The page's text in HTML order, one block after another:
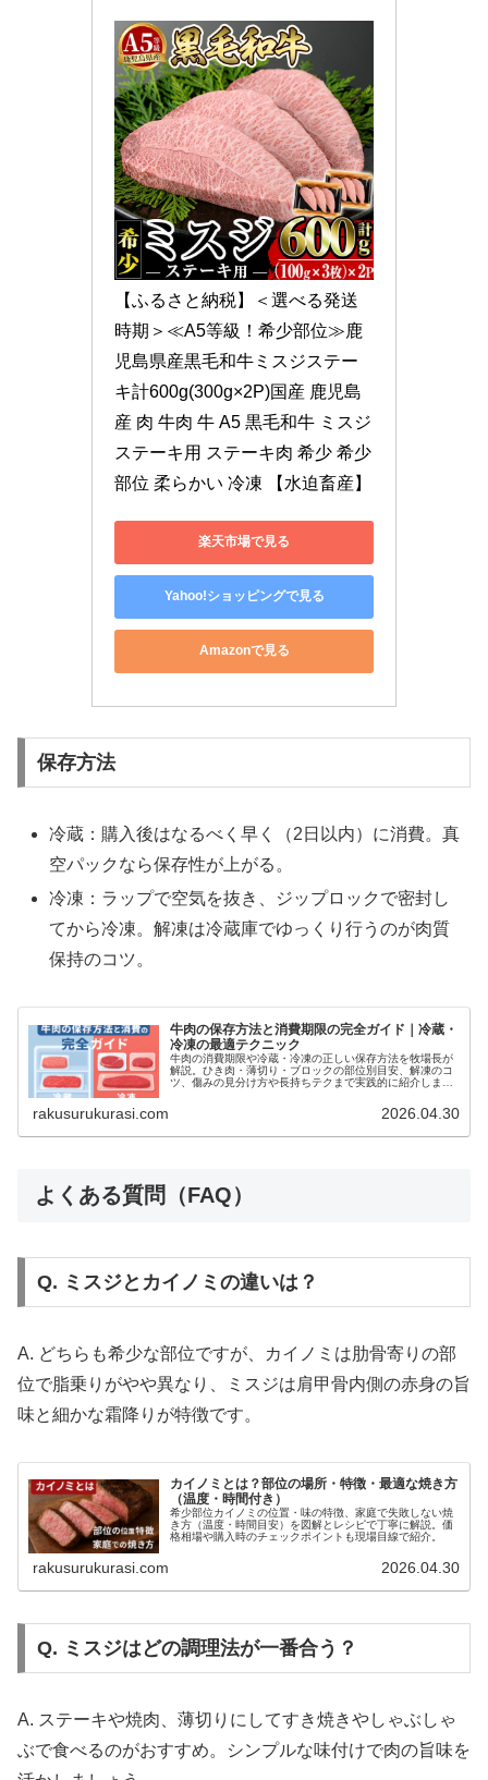
【ふるさと納税】＜選べる発送
時期＞≪A5等級！希少部位≫鹿
児島県産黒毛和牛ミスジステー
キ計600g(300g×2P)国産 鹿児島
産 肉 牛肉 牛 A5 黒毛和牛 ミスジ
ステーキ用 ステーキ肉 希少 希少
部位 柔らかい 冷凍 【水迫畜産】
楽天市場で見る
Yahoo!ショッピングで見る
Amazonで見る
保存方法
冷蔵：購入後はなるべく早く（2日以内）に消費。真
空パックなら保存性が上がる。
冷凍：ラップで空気を抜き、ジップロックで密封し
てから冷凍。解凍は冷蔵庫でゆっくり行うのが肉質
保持のコツ。
牛肉の保存方法と消費期限の完全ガイド｜冷蔵・
冷凍の最適テクニック
牛肉の消費期限や冷蔵・冷凍の正しい保存方法を牧場長が
解説。ひき肉・薄切り・ブロックの部位別目安、解凍のコ
ツ、傷みの見分け方や長持ちテクまで実践的に紹介しま
rakusurukurasi.com 2026.04.30
よくある質問（FAQ）
Q. ミスジとカイノミの違いは？
A. どちらも希少な部位ですが、カイノミは肋骨寄りの部
位で脂乗りがやや異なり、ミスジは肩甲骨内側の赤身の旨
味と細かな霜降りが特徴です。
カイノミとは？部位の場所・特徴・最適な焼き方
（温度・時間付き）
希少部位カイノミの位置・味の特徴、家庭で失敗しない焼
き方（温度・時間目安）を図解とレシピで丁寧に解説。価
格相場や購入時のチェックポイントも現場目線で紹介。
rakusurukurasi.com 2026.04.30
Q. ミスジはどの調理法が一番合う？
A. ステーキや焼肉、薄切りにしてすき焼きやしゃぶしゃ
ぶで食べるのがおすすめ。シンプルな味付けで肉の旨味を